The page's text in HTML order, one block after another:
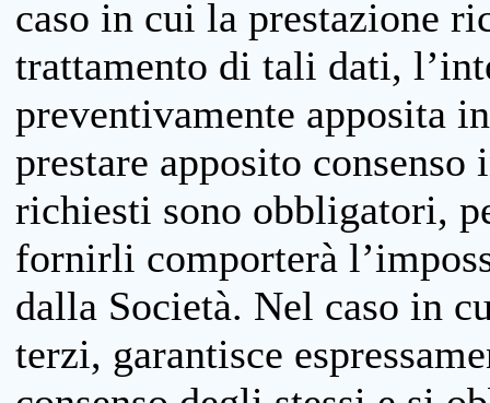
caso in cui la prestazione
trattamento di tali dati,
preventivamente apposita
prestare apposito
richiesti sono obbligatori,
fornirli comporterà
dalla Società. Nel caso in
terzi, garantisce